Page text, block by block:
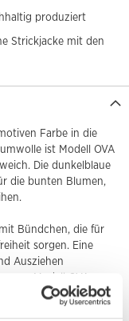
produziert
Strickjacke mit den
Farbe in die
ist Modell OVA
Die dunkelblaue
die bunten Blumen,
Bündchen, die für
sorgen. Eine
Ausziehen
Modell OVA
Der kuschelige
und schenkt